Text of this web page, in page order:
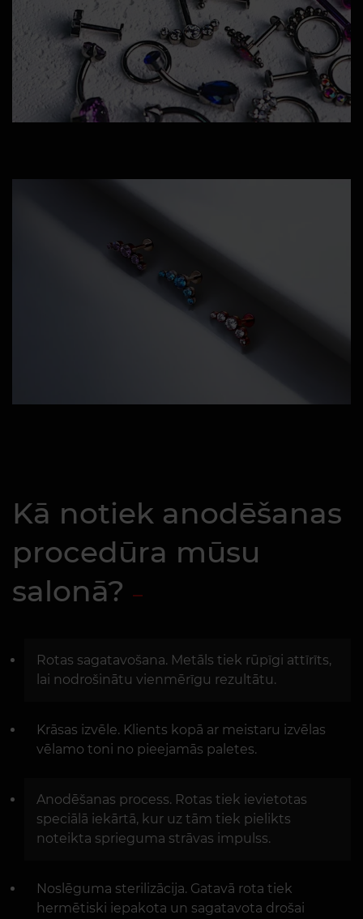
Kā notiek anodēšanas
procedūra mūsu
salonā?
Rotas sagatavošana. Metāls tiek rūpīgi attīrīts,
lai nodrošinātu vienmērīgu rezultātu.
Krāsas izvēle. Klients kopā ar meistaru izvēlas
vēlamo toni no pieejamās paletes.
Anodēšanas process. Rotas tiek ievietotas
speciālā iekārtā, kur uz tām tiek pielikts
noteikta sprieguma strāvas impulss.
Noslēguma sterilizācija. Gatavā rota tiek
hermētiski iepakota un sagatavota drošai